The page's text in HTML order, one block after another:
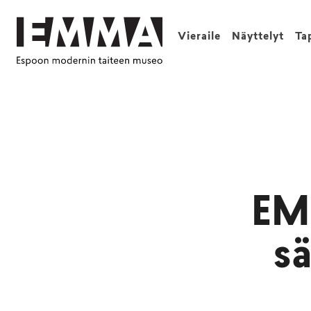
Vieraile Näyttelyt